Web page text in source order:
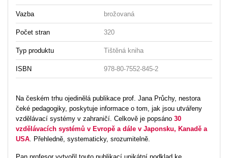
Vazba brožovaná
Počet stran 320
Typ produktu Tištěná kniha
ISBN 978-80-7552-845-2
Na českém trhu ojedinělá publikace prof. Jana Průchy, nestora
čeké pedagogiky, poskytuje informace o tom, jak jsou utvářeny
vzdělávací systémy v zahraničí. Celkově je popsáno 30
vzdělávacích systémů v Evropě a dále v Japonsku, Kanadě a
USA . Přehledně, systematicky, srozumitelně.